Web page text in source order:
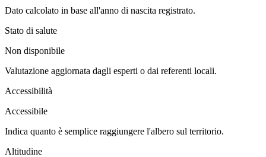
Dato calcolato in base all'anno di nascita registrato.
Stato di salute
Non disponibile
Valutazione aggiornata dagli esperti o dai referenti locali.
Accessibilità
Accessibile
Indica quanto è semplice raggiungere l'albero sul territorio.
Altitudine